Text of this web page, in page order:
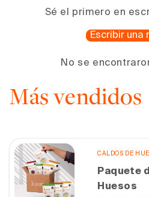
Sé el primero en
Escribir una
No se
Más vendidos
CALDOS DE
Paquete
Huesos